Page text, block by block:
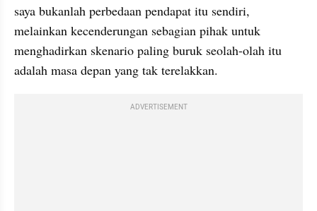
saya bukanlah perbedaan pendapat itu sendiri,
melainkan kecenderungan sebagian pihak untuk
menghadirkan skenario paling buruk seolah-olah itu
adalah masa depan yang tak terelakkan.
ADVERTISEMENT